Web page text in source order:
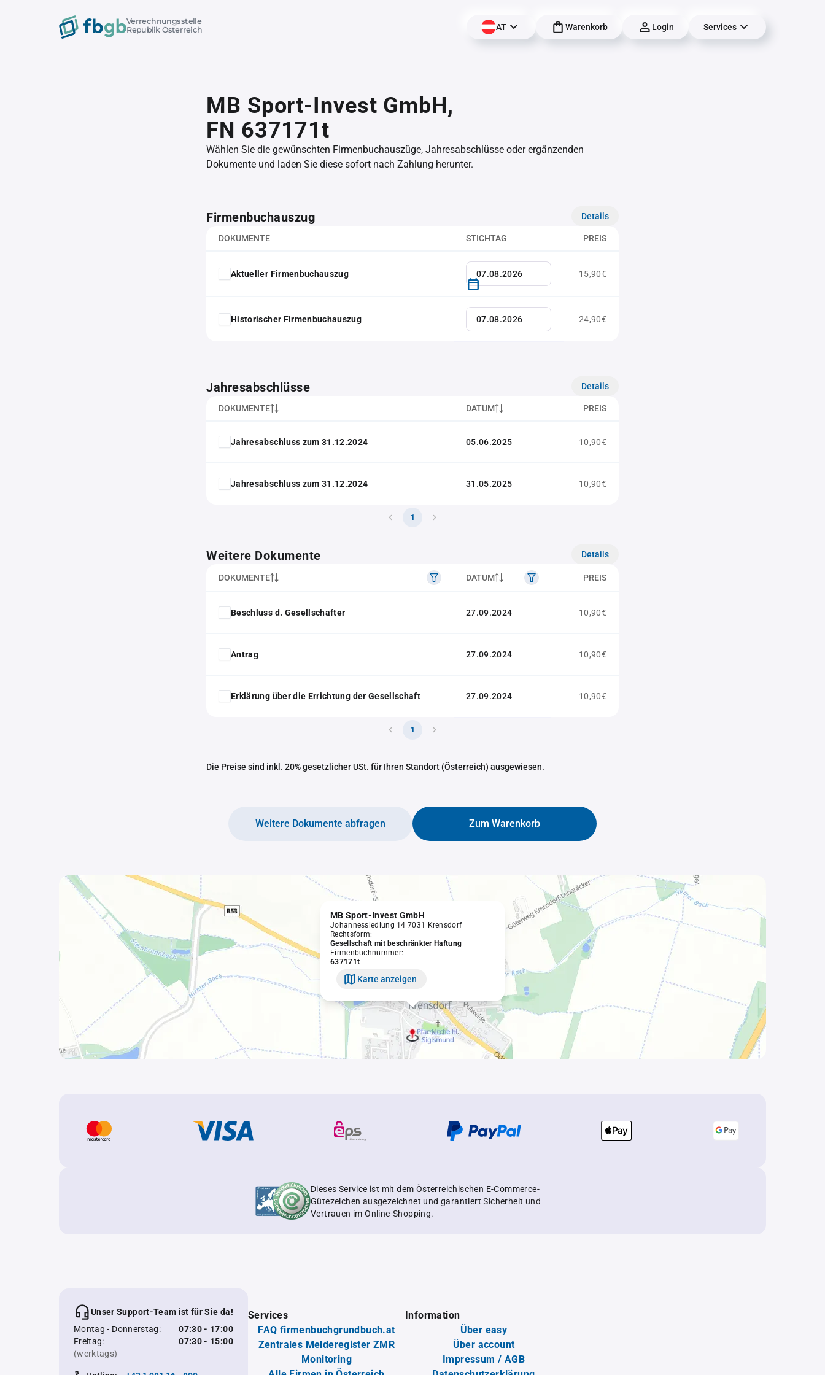
Verrechnungsstelle
Republik Österreich
AT Warenkorb Login Services
MB Sport-Invest GmbH,
FN 637171t
Wählen Sie die gewünschten Firmenbuchauszüge, Jahresabschlüsse oder ergänzenden
Dokumente und laden Sie diese sofort nach Zahlung herunter.
Firmenbuchauszug Details
DOKUMENTE STICHTAG PREIS
Aktueller Firmenbuchauszug 15,90€
Historischer Firmenbuchauszug 24,90€
Jahresabschlüsse Details
DOKUMENTE DATUM PREIS
Jahresabschluss zum 31.12.2024 05.06.2025 10,90€
Jahresabschluss zum 31.12.2024 31.05.2025 10,90€
1
Weitere Dokumente Details
DOKUMENTE DATUM PREIS
Beschluss d. Gesellschafter 27.09.2024 10,90€
Antrag 27.09.2024 10,90€
Erklärung über die Errichtung der Gesellschaft 27.09.2024 10,90€
1
Die Preise sind inkl. 20% gesetzlicher USt. für Ihren Standort (Österreich) ausgewiesen.
Zum Warenkorb
Weitere Dokumente abfragen
MB Sport-Invest GmbH
Johannessiedlung 14 7031 Krensdorf
Rechtsform:
Gesellschaft mit beschränkter Haftung
Firmenbuchnummer:
637171t
Karte anzeigen
Dieses Service ist mit dem Österreichischen E-Commerce-
Gütezeichen ausgezeichnet und garantiert Sicherheit und
Vertrauen im Online-Shopping.
Unser Support-Team ist für Sie da!
Montag - Donnerstag:
07:30 - 17:00
Freitag:
07:30 - 15:00
(werktags)
Services
FAQ firmenbuchgrundbuch.at
Zentrales Melderegister ZMR
Monitoring
Information
Über easy
Über account
Impressum / AGB